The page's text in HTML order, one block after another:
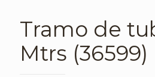
Tramo de
Mtrs (36599)